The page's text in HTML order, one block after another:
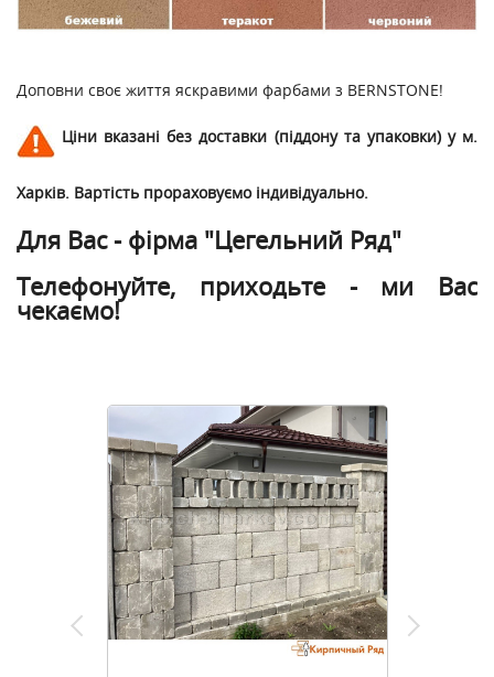
Доповни своє життя яскравими фарбами з BERNSTONE!
Ціни вказані без доставки (піддону та упаковки) у м.
Харків. Вартість прораховуємо індивідуально.
Для Вас - фірма "Цегельний Ряд"
Телефонуйте, приходьте - ми Вас
чекаємо!